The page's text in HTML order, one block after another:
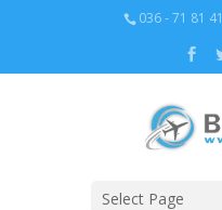
036 - 71 81 41
Select Page